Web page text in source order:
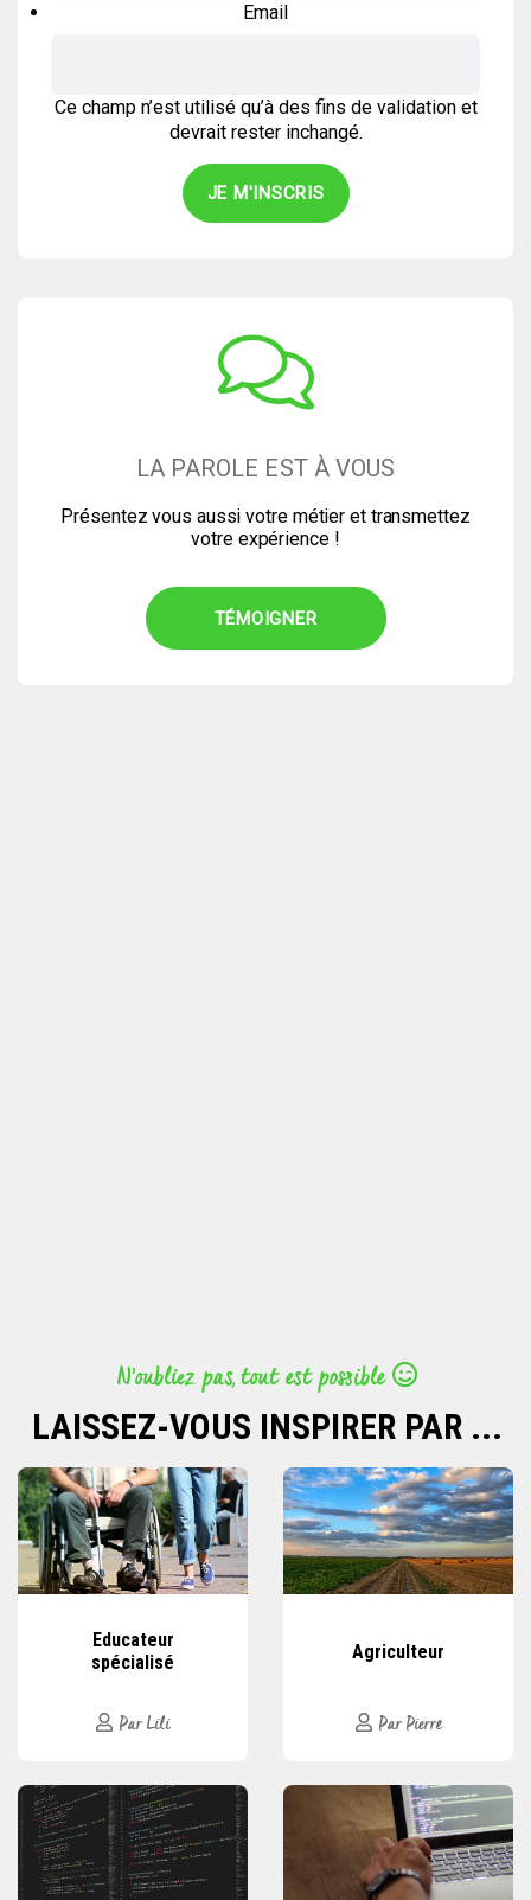
Email
Ce champ n’est utilisé qu’à des fins de validation et
devrait rester inchangé.
LA PAROLE EST À VOUS
Présentez vous aussi votre métier et transmettez
votre expérience !
TÉMOIGNER
N’oubliez pas, tout est possible
LAISSEZ-VOUS INSPIRER PAR ...
Educateur
spécialisé
Par Lili
Agriculteur
Par Pierre